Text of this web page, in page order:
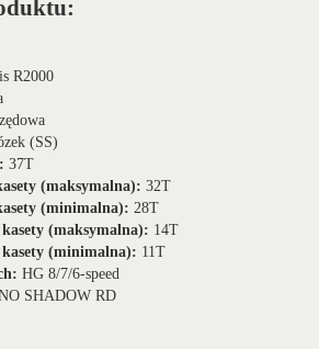
R2000
(SS)
37T
(maksymalna): 32T
(minimalna): 28T
(maksymalna): 14T
(minimalna): 11T
HG 8/7/6-speed
SHADOW RD